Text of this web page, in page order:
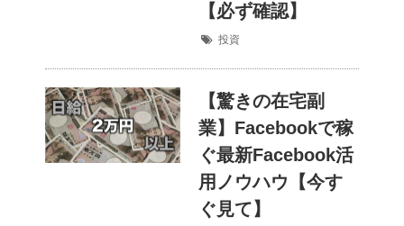
【必ず確認】
投資
【驚きの在宅副
業】Facebookで稼
ぐ最新Facebook活
用ノウハウ【今す
ぐ見て】